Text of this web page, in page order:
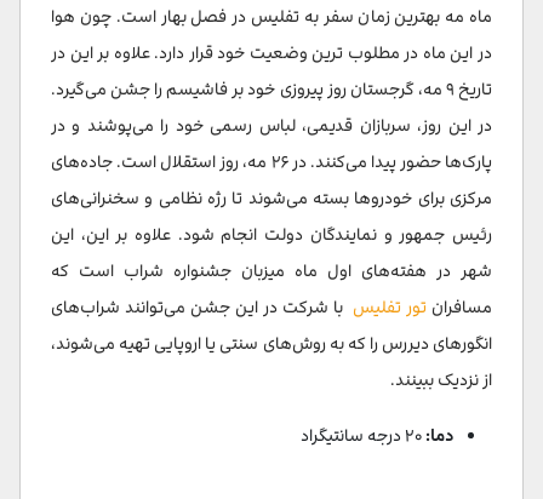
ماه مه بهترین زمان سفر به تفلیس در فصل بهار است. چون هوا
در این ماه در مطلوب ترین وضعیت خود قرار دارد. علاوه بر این در
تاریخ ۹ مه، گرجستان روز پیروزی خود بر فاشیسم را جشن می‌گیرد.
در این روز، سربازان قدیمی، لباس رسمی خود را می‌پوشند و در
پارک‌ها حضور پیدا می‌کنند. در ۲۶ مه، روز استقلال است. جاده‌های
مرکزی برای خودروها بسته می‌شوند تا رژه نظامی و سخنرانی‌های
رئیس جمهور و نمایندگان دولت انجام شود. علاوه بر این، این
شهر در هفته‌های اول ماه میزبان جشنواره شراب است که
مسافران تور تفلیس با شرکت در این جشن می‌توانند شراب‌های
انگورهای دیررس را که به روش‌های سنتی یا اروپایی تهیه می‌شوند،
از نزدیک ببینند.
دما: